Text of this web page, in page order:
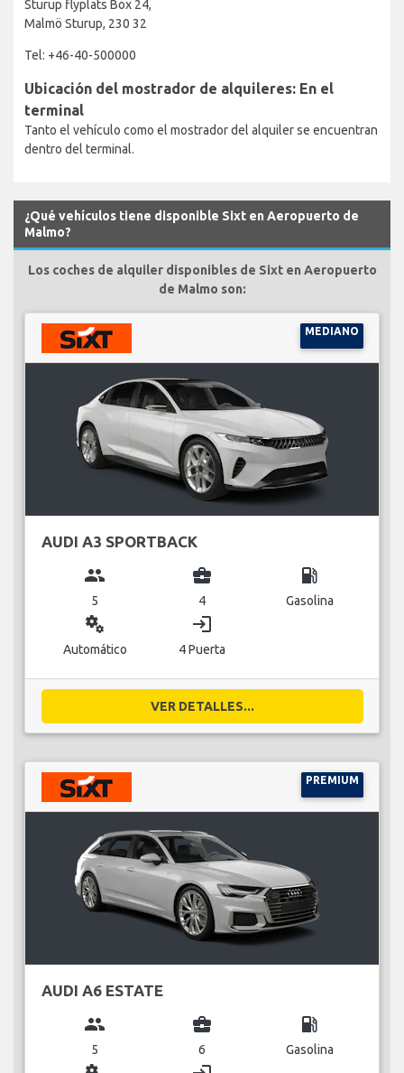
Sturup flyplats Box 24,
Malmö Sturup, 230 32
Tel: +46-40-500000
Ubicación del mostrador de alquileres: En el
terminal
Tanto el vehículo como el mostrador del alquiler se encuentran
dentro del terminal.
¿Qué vehículos tiene disponible Sixt en Aeropuerto de
Malmo?
Los coches de alquiler disponibles de Sixt en Aeropuerto
de Malmo son:
MEDIANO
AUDI A3 SPORTBACK
group
5
business_center
4
local_gas_station
Gasolina
miscellaneous_services
Automático
login
4 Puerta
VER DETALLES...
PREMIUM
AUDI A6 ESTATE
group
5
business_center
6
local_gas_station
Gasolina